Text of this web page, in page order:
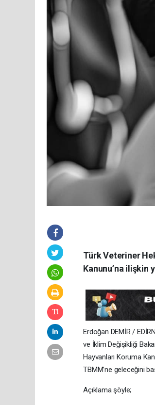
Türk Veteriner
Kanunu’na ilişkin
Erdoğan DEMİR /
ve İklim Değişikliği
Hayvanları Koruma
TBMM’ne geleceğini
Açıklama şöyle;